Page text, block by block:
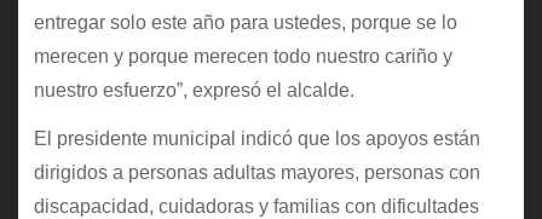
entregar solo este año para ustedes, porque se lo
merecen y porque merecen todo nuestro cariño y
nuestro esfuerzo”, expresó el alcalde.
El presidente municipal indicó que los apoyos están
dirigidos a personas adultas mayores, personas con
discapacidad, cuidadoras y familias con dificultades